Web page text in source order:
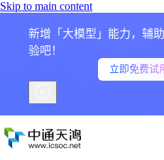
Skip to main content
新增「大模型」能力，辅
验吧！
立即免费试